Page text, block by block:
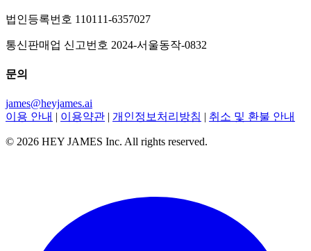
법인등록번호 110111-6357027
통신판매업 신고번호 2024-서울동작-0832
문의
james@heyjames.ai
이용 안내 | 이용약관 | 개인정보처리방침 | 취소 및 환불 안내
© 2026 HEY JAMES Inc. All rights reserved.